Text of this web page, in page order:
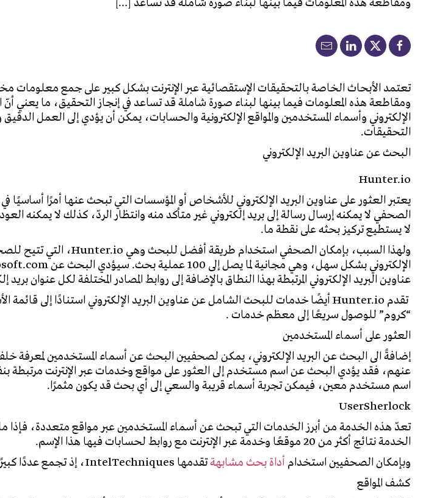
ومقاطعة هذه المعلومات فيما بينها لبناء صورة شاملة قد تساعد […]
تعتمد الأبحاث الخاصة بالتحقيقات الإستقصائية عبر الإنترنتبشكل كبير على جمع معلومات
ومقاطعة هذه المعلومات فيما بينها لبناء صورة شاملة قد تساعد في إنجاز التحقيق، ما يعني أنّ
الإلكتروني وأسماء المستخدمين والمواقع الإلكترونية والحسابات، يمكن أن يؤدي إلى العمل الدقيق
التحقيقات.
البحث عن عناوين البريد الإلكتروني
Hunter.io
يعتبر العثور على عناوين البريد الإلكتروني للأشخاص أو المؤسسات التي تبحث عنها أمرًا أساسيًا
الصحفي لا يمكنه إرسال رسالة إلى بريد إلكتروني غير متأكد منه وانتظار الردّ، كذلك لا يمكنه
لا يستطيع تركيز بحثه على نقطة ما.
ولهذا السبب، بإمكان الصحفي استخدام طريقة أفضل للبحث وهي Hunter.io، التي تتيح
الإلكتروني بشكل سهل، وهي مجانية لما يصل إلى 100 عملية بحث. سيؤدي البحث عن
عناوين البريد الإلكتروني المرتبطة بهذا النطاق بالإضافة إلى روابط المصادر المختلفة لكل عنوان بريد
تقدم Hunter.io أيضًا خدمات للبحث الشامل عن عناوين البريد الإلكتروني استنادًا إلى
“كروم” للوصول سريعًا إلى معظم خدمات .
العثور على أسماء المستخدمين
إضافةً الى البحث عن البريد الإلكتروني، يمكن لصحفيين البحث عن أسماء المستخدمين لمعرفة
عنهم، فقد يؤدي البحث عن اسم مستخدم إلى العثور على مواقع وخدمات عبر الإنترنت مرتبطة
اسم مستخدم معين، فيمكن تجربة أسماء قريبة والسعي إلى أي بحث قد يكون مثمرًا.
UserSherlock
تعدّ هذه الخدمة من أبرز الخدمات التي تبحث عن أسماء المستخدمين عبر مواقع متعددة،
الخدمة نتائج أكثر من 20 موقعًا وخدمة عبر الإنترنت مع روابط لحسابات فيها هذا الإسم.
وبإمكان الصحفيين استخدام أداة بحث مشابهةتقدمها IntelTechniques، إذ تجمع عددًا
كشف المواقع